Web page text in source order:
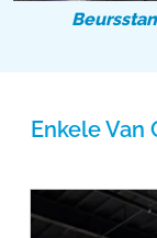
Enkele Van